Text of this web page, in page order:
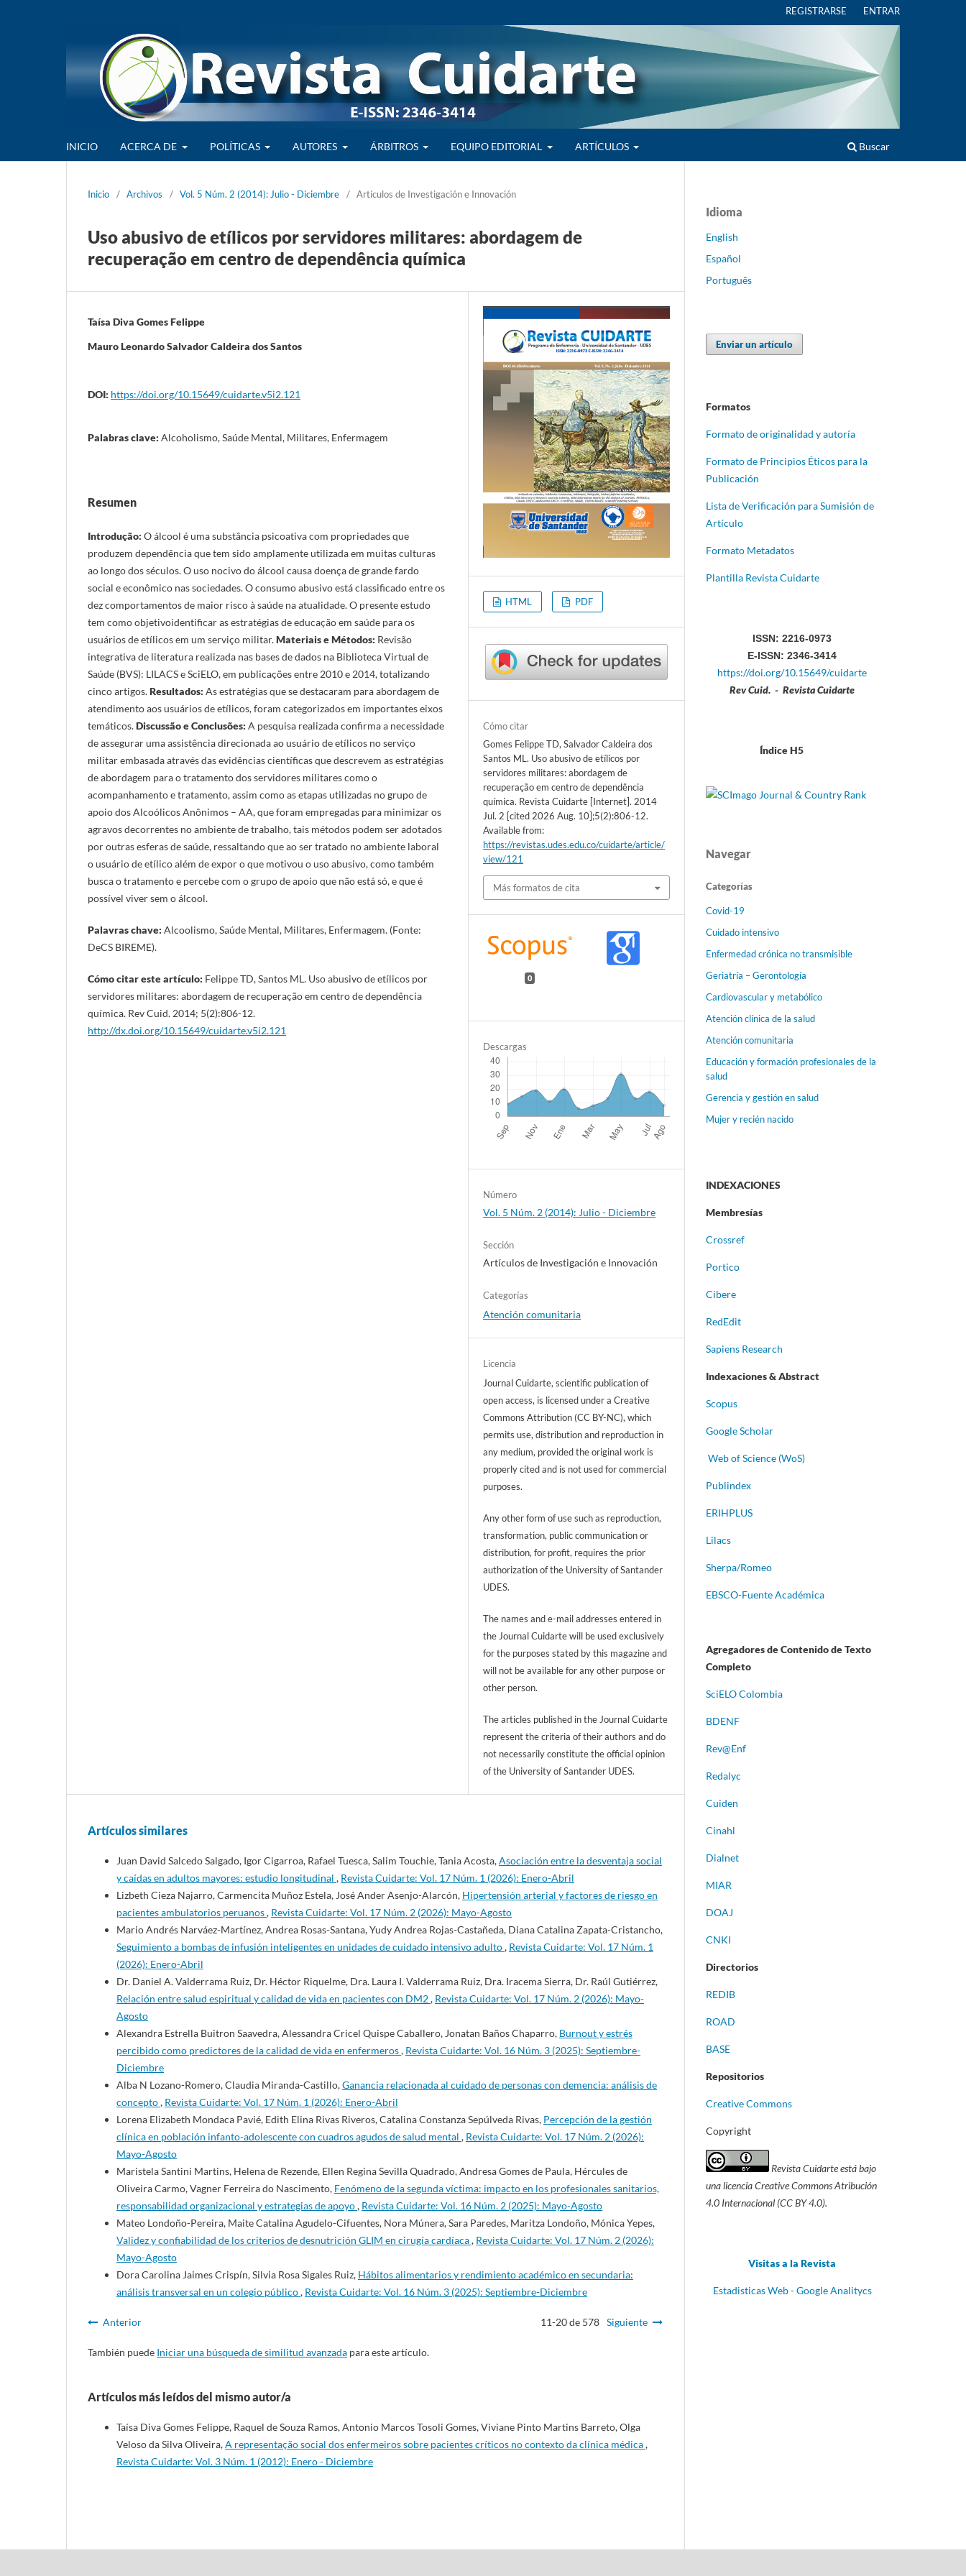
INICIO ACERCA DE POLÍTICAS AUTORES ÁRBITROS EQUIPO EDITORIAL ARTÍCULOS Buscar
REGISTRARSE ENTRAR
Inicio / Archivos / Vol. 5 Núm. 2 (2014): Julio - Diciembre / Artículos de Investigación e Innovación
Uso abusivo de etílicos por servidores militares: abordagem de
recuperação em centro de dependência química
Taísa Diva Gomes Felippe
Mauro Leonardo Salvador Caldeira dos Santos
DOI: https://doi.org/10.15649/cuidarte.v5i2.121
Palabras clave: Alcoholismo, Saúde Mental, Militares, Enfermagem
Resumen
Introdução: O álcool é uma substância psicoativa com propriedades que
produzem dependência que tem sido amplamente utilizada em muitas culturas
ao longo dos séculos. O uso nocivo do álcool causa doença de grande fardo
social e econômico nas sociedades. O consumo abusivo está classificado entre os
dez comportamentos de maior risco à saúde na atualidade. O presente estudo
tem como objetivoidentificar as estratégias de educação em saúde para os
usuários de etílicos em um serviço militar.Materiais e Métodos: Revisão
integrativa de literatura realizada nas bases de dados na Biblioteca Virtual de
Saúde (BVS): LILACS e SciELO, em publicações entre 2010 e 2014, totalizando
cinco artigos.Resultados: As estratégias que se destacaram para abordagem de
atendimento aos usuários de etílicos, foram categorizados em importantes eixos
temáticos.Discussão e Conclusões: A pesquisa realizada confirma a necessidade
de assegurar uma assistência direcionada ao usuário de etílicos no serviço
militar embasada através das evidências científicas que descrevem as estratégias
de abordagem para o tratamento dos servidores militares como o
acompanhamento e tratamento, assim como as etapas utilizadas no grupo de
apoio dos Alcoólicos Anônimos – AA, que foram empregadas para minimizar os
agravos decorrentes no ambiente de trabalho, tais métodos podem ser adotados
por outras esferas de saúde, ressaltando que ao ser tratado no ambiente laboral
o usuário de etílico além de expor o que motivou o uso abusivo, como também
busca o tratamento e percebe com o grupo de apoio que não está só, e que é
possível viver sem o álcool.
Palavras chave: Alcoolismo, Saúde Mental, Militares, Enfermagem. (Fonte:
DeCS BIREME).
Cómo citar este artículo: Felippe TD, Santos ML. Uso abusivo de etílicos por
servidores militares: abordagem de recuperação em centro de dependência
química. Rev Cuid. 2014; 5(2):806-12.
http://dx.doi.org/10.15649/cuidarte.v5i2.121
HTML PDF
Cómo citar
Gomes Felippe TD, Salvador Caldeira dos
Santos ML. Uso abusivo de etílicos por
servidores militares: abordagem de
recuperação em centro de dependência
química. Revista Cuidarte [Internet]. 2014
Jul. 2 [cited 2026 Aug. 10];5(2):806-12.
Available from:
https://revistas.udes.edu.co/cuidarte/article/
view/121
Más formatos de cita
0
Descargas
Número
Vol. 5 Núm. 2 (2014): Julio - Diciembre
Sección
Artículos de Investigación e Innovación
Categorías
Atención comunitaria
Licencia
Journal Cuidarte, scientific publication of
open access, is licensed under a Creative
Commons Attribution (CC BY-NC), which
permits use, distribution and reproduction in
any medium, provided the original work is
properly cited and is not used for commercial
purposes.
Any other form of use such as reproduction,
transformation, public communication or
distribution, for profit, requires the prior
authorization of the University of Santander
UDES.
The names and e-mail addresses entered in
the Journal Cuidarte will be used exclusively
for the purposes stated by this magazine and
will not be available for any other purpose or
other person.
The articles published in the Journal Cuidarte
represent the criteria of their authors and do
not necessarily constitute the official opinion
of the University of Santander UDES.
Artículos similares
Juan David Salcedo Salgado, Igor Cigarroa, Rafael Tuesca, Salim Touchie, Tania Acosta,Asociación entre la desventaja social
y caídas en adultos mayores: estudio longitudinal , Revista Cuidarte: Vol. 17 Núm. 1 (2026): Enero-Abril
Lizbeth Cieza Najarro, Carmencita Muñoz Estela, José Ander Asenjo-Alarcón, Hipertensión arterial y factores de riesgo en
pacientes ambulatorios peruanos, Revista Cuidarte: Vol. 17 Núm. 2 (2026): Mayo-Agosto
Mario Andrés Narváez-Martínez, Andrea Rosas-Santana, Yudy Andrea Rojas-Castañeda, Diana Catalina Zapata-Cristancho,
Seguimiento a bombas de infusión inteligentes en unidades de cuidado intensivo adulto, Revista Cuidarte: Vol. 17 Núm. 1
(2026): Enero-Abril
Dr. Daniel A. Valderrama Ruiz, Dr. Héctor Riquelme, Dra. Laura I. Valderrama Ruiz, Dra. Iracema Sierra, Dr. Raúl Gutiérrez,
Relación entre salud espiritual y calidad de vida en pacientes con DM2, Revista Cuidarte: Vol. 17 Núm. 2 (2026): Mayo-
Agosto
Alexandra Estrella Buitron Saavedra, Alessandra Cricel Quispe Caballero, Jonatan Baños Chaparro, Burnout y estrés
percibido como predictores de la calidad de vida en enfermeros, Revista Cuidarte: Vol. 16 Núm. 3 (2025): Septiembre-
Diciembre
Alba N Lozano-Romero, Claudia Miranda-Castillo,Ganancia relacionada al cuidado de personas con demencia: análisis de
concepto, Revista Cuidarte: Vol. 17 Núm. 1 (2026): Enero-Abril
Lorena Elizabeth Mondaca Pavié, Edith Elina Rivas Riveros, Catalina Constanza Sepúlveda Rivas, Percepción de la gestión
clínica en población infanto-adolescente con cuadros agudos de salud mental , Revista Cuidarte: Vol. 17 Núm. 2 (2026):
Mayo-Agosto
Maristela Santini Martins, Helena de Rezende, Ellen Regina Sevilla Quadrado, Andresa Gomes de Paula, Hércules de
Oliveira Carmo, Vagner Ferreira do Nascimento, Fenómeno de la segunda víctima: impacto en los profesionales sanitarios,
responsabilidad organizacional y estrategias de apoyo, Revista Cuidarte: Vol. 16 Núm. 2 (2025): Mayo-Agosto
Mateo Londoño-Pereira, Maite Catalina Agudelo-Cifuentes, Nora Múnera, Sara Paredes, Maritza Londoño, Mónica Yepes,
Validez y confiabilidad de los criterios de desnutrición GLIM en cirugía cardíaca, Revista Cuidarte: Vol. 17 Núm. 2 (2026):
Mayo-Agosto
Dora Carolina Jaimes Crispín, Silvia Rosa Sigales Ruiz, Hábitos alimentarios y rendimiento académico en secundaria:
análisis transversal en un colegio público, Revista Cuidarte: Vol. 16 Núm. 3 (2025): Septiembre-Diciembre
Anterior 11-20 de 578 Siguiente
También puede Iniciar una búsqueda de similitud avanzada para este artículo.
Artículos más leídos del mismo autor/a
Taísa Diva Gomes Felippe, Raquel de Souza Ramos, Antonio Marcos Tosoli Gomes, Viviane Pinto Martins Barreto, Olga
Veloso da Silva Oliveira,A representação social dos enfermeiros sobre pacientes críticos no contexto da clínica médica,
Revista Cuidarte: Vol. 3 Núm. 1 (2012): Enero - Diciembre
Idioma
English
Español
Português
Enviar un artículo
Formatos
Formato de originalidad y autoría
Formato de Principios Éticos para la
Publicación
Lista de Verificación para Sumisión de
Artículo
Formato Metadatos
Plantilla Revista Cuidarte
ISSN: 2216-0973
E-ISSN: 2346-3414
https://doi.org/10.15649/cuidarte
Rev Cuid. - Revista Cuidarte
Índice H5
Navegar
Categorías
Covid-19
Cuidado intensivo
Enfermedad crónica no transmisible
Geriatría – Gerontología
Cardiovascular y metabólico
Atención clínica de la salud
Atención comunitaria
Educación y formación profesionales de la
salud
Gerencia y gestión en salud
Mujer y recién nacido
INDEXACIONES
Membresías
Crossref
Portico
Cibere
RedEdit
Sapiens Research
Indexaciones & Abstract
Scopus
Google Scholar
Web of Science (WoS)
Publindex
ERIHPLUS
Lilacs
Sherpa/Romeo
EBSCO-Fuente Académica
Agregadores de Contenido de Texto
Completo
SciELO Colombia
BDENF
Rev@Enf
Redalyc
Cuiden
Cinahl
Dialnet
MIAR
DOAJ
CNKI
Directorios
REDIB
ROAD
BASE
Repositorios
Creative Commons
Copyright
Revista Cuidarte está bajo
una licencia Creative Commons Atribución
4.0 Internacional (CC BY 4.0).
Visitas a la Revista
Estadisticas Web - Google Analitycs